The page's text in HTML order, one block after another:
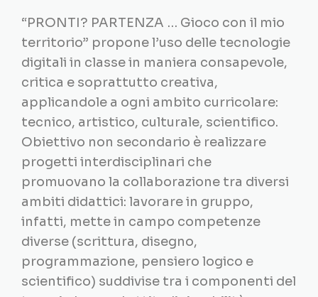
“PRONTI? PARTENZA … Gioco con il mio
territorio” propone l’uso delle tecnologie
digitali in classe in maniera consapevole,
critica e soprattutto creativa,
applicandole a ogni ambito curricolare:
tecnico, artistico, culturale, scientifico.
Obiettivo non secondario è realizzare
progetti interdisciplinari che
promuovano la collaborazione tra diversi
ambiti didattici: lavorare in gruppo,
infatti, mette in campo competenze
diverse (scrittura, disegno,
programmazione, pensiero logico e
scientifico) suddivise tra i componenti del